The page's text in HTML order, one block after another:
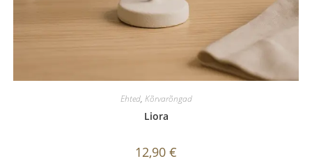
Ehted, Kõrvarõngad
Liora
12,90 €